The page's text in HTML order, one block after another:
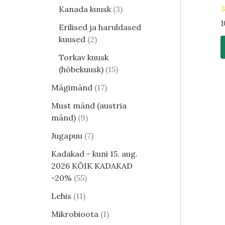
Kanada kuusk 3
Erilised ja haruldased
kuused 2
Torkav kuusk
(hõbekuusk) 15
Mägimänd 17
Must mänd (austria
mänd) 9
Jugapuu 7
Kadakad - kuni 15. aug.
2026 KÕIK KADAKAD
-20% 55
Lehis 11
Mikrobioota 1